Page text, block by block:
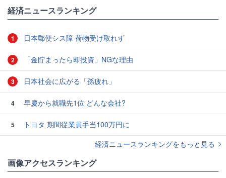
経済ニュースランキング
1 日本郵便シス障 荷物受け取れず
2 「金貯まったら即投資」NGな理由
3 日本社会に広がる「孫疲れ」
4 早慶から就職先1位 どんな会社?
5
トヨタ 期間従業員手当100万円に
経済ニュースランキングをもっと見る
画像アクセスランキング